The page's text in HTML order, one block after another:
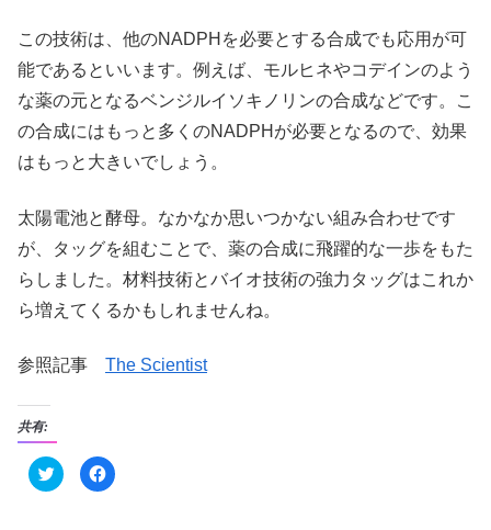
この技術は、他のNADPHを必要とする合成でも応用が可
能であるといいます。例えば、モルヒネやコデインのよう
な薬の元となるベンジルイソキノリンの合成などです。こ
の合成にはもっと多くのNADPHが必要となるので、効果
はもっと大きいでしょう。
太陽電池と酵母。なかなか思いつかない組み合わせです
が、タッグを組むことで、薬の合成に飛躍的な一歩をもた
らしました。材料技術とバイオ技術の強力タッグはこれか
ら増えてくるかもしれませんね。
参照記事 The Scientist
共有:
ク
リ
F
a